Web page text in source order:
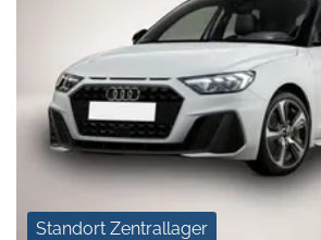
Standort Zentrallager